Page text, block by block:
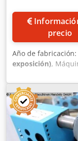
Información de
precio
Año de fabricación:
exposición),
máquina: azul
corte: 4 mm de
Potencia de
equipada con 2
300 mm. Tope
Protección de
Certificación CE y